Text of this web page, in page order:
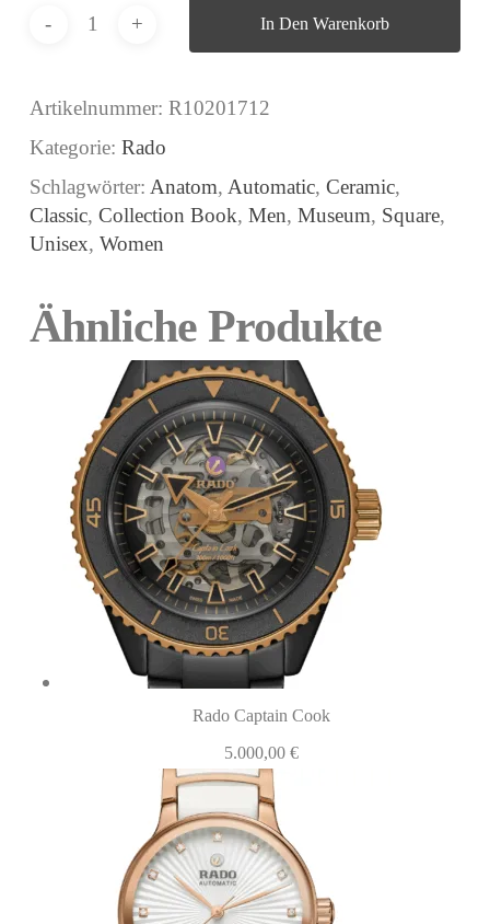
In Den Warenkorb
Artikelnummer: R10201712
Kategorie: Rado
Schlagwörter: Anatom, Automatic, Ceramic,
Classic, Collection Book, Men, Museum, Square,
Unisex, Women
Ähnliche Produkte
Rado Captain Cook
5.000,00 €